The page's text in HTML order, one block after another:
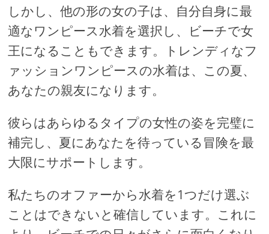
しかし、他の形の女の子は、自分自身に最
適なワンピース水着を選択し、ビーチで女
王になることもできます。トレンディなフ
ァッションワンピースの水着は、この夏、
あなたの親友になります。
彼らはあらゆるタイプの女性の姿を完璧に
補完し、夏にあなたを待っている冒険を最
大限にサポートします。
私たちのオファーから水着を1つだけ選ぶ
ことはできないと確信しています。これに